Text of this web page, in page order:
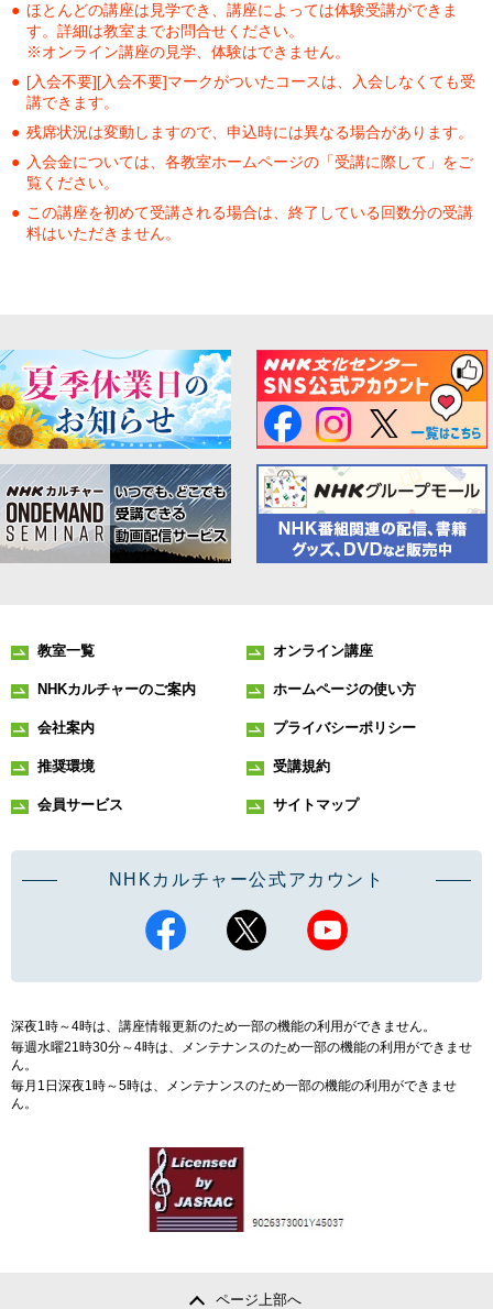
ほとんどの講座は見学でき、講座によっては体験受講ができま
す。詳細は教室までお問合せください。
※オンライン講座の見学、体験はできません。
[入会不要][入会不要]マークがついたコースは、入会しなくても受
講できます。
残席状況は変動しますので、申込時には異なる場合があります。
入会金については、各教室ホームページの「受講に際して」をご
覧ください。
この講座を初めて受講される場合は、終了している回数分の受講
料はいただきません。
教室一覧 オンライン講座
NHKカルチャーのご案内 ホームページの使い方
会社案内 プライバシーポリシー
推奨環境 受講規約
会員サービス サイトマップ
NHKカルチャー公式アカウント
深夜1時～4時は、講座情報更新のため一部の機能の利用ができません。
毎週水曜21時30分～4時は、メンテナンスのため一部の機能の利用ができませ
ん。
毎月1日深夜1時～5時は、メンテナンスのため一部の機能の利用ができませ
ん。
ページ上部へ